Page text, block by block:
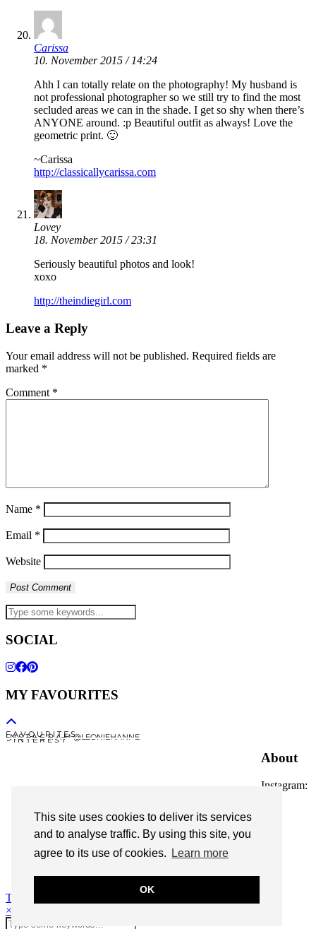
This site uses cookies to deliver its services
and to analyse traffic. By using this site, you
agree to its use of cookies.
Learn more
OK
Carissa
10. November 2015 / 14:24
Ahh I can totally relate on the photography! My husband is
not professional photographer so we still try to find the most
secluded areas we can in the shade. I get so shy when there’s
ANYONE around. :p Beautiful outfit as always! Love the
geometric print. 🙂
~Carissa
http://classicallycarissa.com
Lovey
18. November 2015 / 23:31
Seriously beautiful photos and look!
xoxo
http://theindiegirl.com
Leave a Reply
Your email address will not be published. Required fields are
marked *
Comment *
Name *
Email *
Website
SOCIAL
MY FAVOURITES
F A V O U R I T E S
I N S T A G R A M @LEONIEHANNE
P I N T E R E S T
About
Instagram:
© 2026Leonie Hanne
contact
Theme Designed by
×